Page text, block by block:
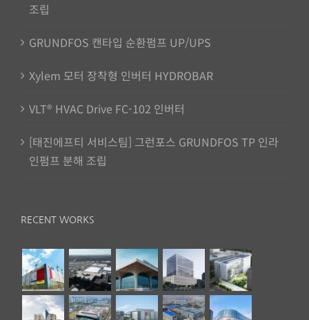
조립
GRUNDFOS 캔타입 순환펌프 UP/UPS
Xylem 모터 장착형 인버터 HYDROBAR
VLT® HVAC Drive FC-102 인버터
[태진에프티 서비스팀] 그런포스 GRUNDFOS TP 인라
인펌프 분해 조립
RECENT WORKS